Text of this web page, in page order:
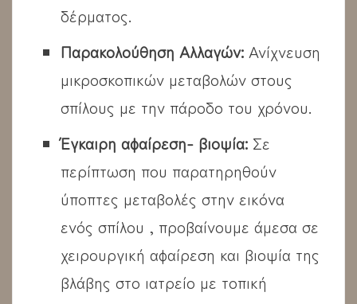
δέρματος.
Παρακολούθηση Αλλαγών: Ανίχνευση
μικροσκοπικών μεταβολών στους
σπίλους με την πάροδο του χρόνου.
Έγκαιρη αφαίρεση- βιοψία: Σε
περίπτωση που παρατηρηθούν
ύποπτες μεταβολές στην εικόνα
ενός σπίλου , προβαίνουμε άμεσα σε
χειρουργική αφαίρεση και βιοψία της
βλάβης στο ιατρείο με τοπική